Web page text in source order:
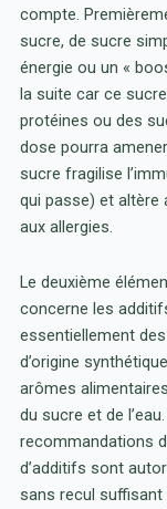
compte.
sucre, de sucre
énergie ou un «
la suite car ce
protéines ou des
dose pourra
sucre fragilise
qui passe) et altère
aux allergies.
Le deuxième
concerne les
essentiellement
d’origine
arômes
du sucre et de
recommandations
d’additifs sont
sans recul